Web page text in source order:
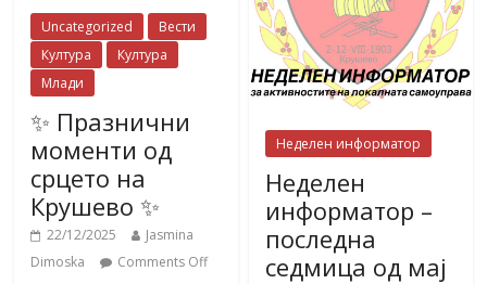
Uncategorized
Вести
Култура
Култура
Млади
✨ Празнични
моменти од
срцето на
Крушево ✨
22/12/2025
Jasmina
Dimoska
Comments Off
Неделен информатор
Неделен
информатор –
последна
седмица од мај